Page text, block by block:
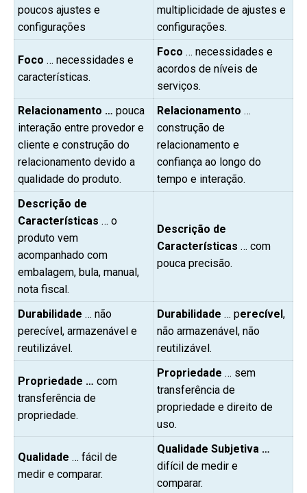
poucos ajustes e
configurações
multiplicidade de ajustes e
configurações.
Foco … necessidades e
características.
Foco … necessidades e
acordos de níveis de
serviços.
Relacionamento … pouca
interação entre provedor e
cliente e construção do
relacionamento devido a
qualidade do produto.
Relacionamento …
construção de
relacionamento e
confiança ao longo do
tempo e interação.
Descrição de
Características … o
produto vem
acompanhado com
embalagem, bula, manual,
nota fiscal.
Descrição de
Características … com
pouca precisão.
Durabilidade … não
perecível, armazenável e
reutilizável.
Durabilidade … perecível,
não armazenável, não
reutilizável.
Propriedade … com
transferência de
propriedade.
Propriedade … sem
transferência de
propriedade e direito de
uso.
Qualidade … fácil de
medir e comparar.
Qualidade Subjetiva …
difícil de medir e
comparar.